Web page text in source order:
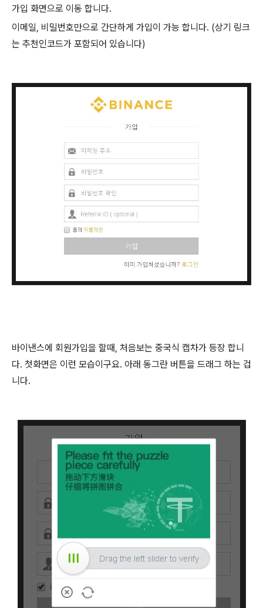
가입 화면으로 이동 합니다.
이메일, 비밀번호만으로 간단하게 가입이 가능 합니다. (상기 링크
는 추천인코드가 포함되어 있습니다)
바이낸스에 회원가입을 할때, 처음보는 중국식 캡차가 등장 합니
다. 첫화면은 이런 모습이구요. 아래 동그란 버튼을 드래그 하는 겁
니다.